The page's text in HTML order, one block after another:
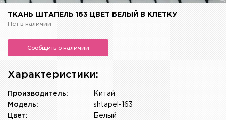
ТКАНЬ ШТАПЕЛЬ 163 ЦВЕТ БЕЛЫЙ В КЛЕТКУ
Нет в наличии
Сообщить о наличии
Характеристики:
Китай
Производитель:
shtapel-163
Модель:
Белый
Цвет: